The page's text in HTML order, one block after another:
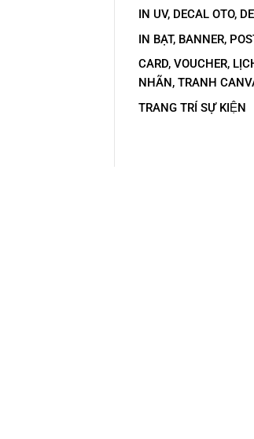
IN UV, DECAL OTO,
IN BẠT, BANNER,
CARD, VOUCHER,
NHÃN, TRANH
TRANG TRÍ SỰ KIỆN